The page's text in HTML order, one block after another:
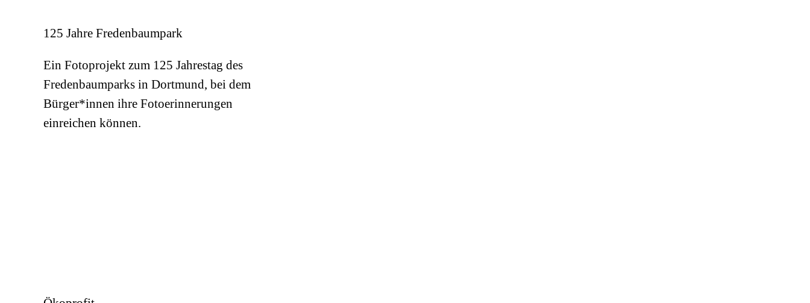
125 Jahre Fredenbaumpark
Ein Fotoprojekt zum 125 Jahrestag des
Fredenbaumparks in Dortmund, bei dem
Bürger*innen ihre Fotoerinnerungen
einreichen können.